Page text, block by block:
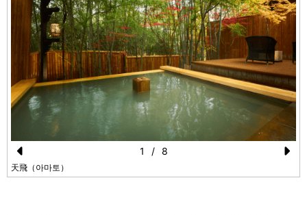
Pr
天飛（아마토）
1 / 8